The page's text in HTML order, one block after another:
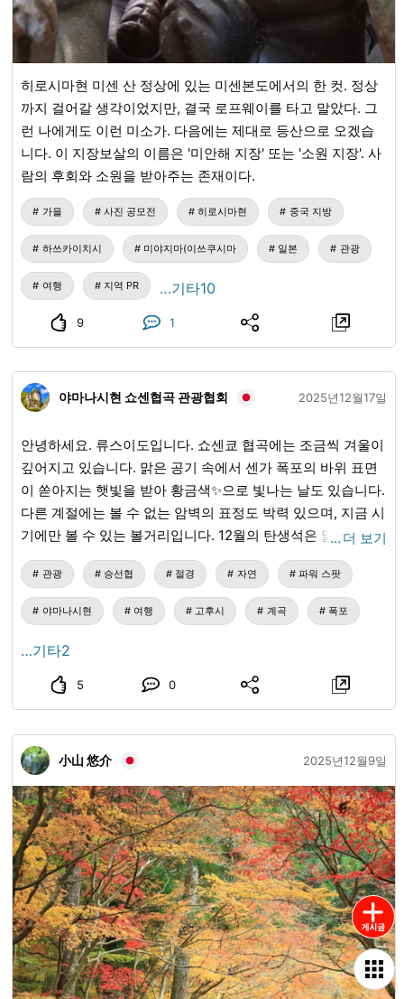
히로시마현 미센 산 정상에 있는 미센본도에서의 한 컷. 정상
까지 걸어갈 생각이었지만, 결국 로프웨이를 타고 말았다. 그
런 나에게도 이런 미소가. 다음에는 제대로 등산으로 오겠습
니다. 이 지장보살의 이름은 '미안해 지장' 또는 '소원 지장'. 사
람의 후회와 소원을 받아주는 존재이다.
가을 사진 공모전 히로시마현 중국 지방
하쓰카이치시 미야지마(이쓰쿠시마 일본 관광
여행 지역 PR …기타10
9 1
야마나시현 쇼센협곡 관광협회 2025년12월17일
안녕하세요. 류스이도입니다. 쇼센쿄 협곡에는 조금씩 겨울이
깊어지고 있습니다. 맑은 공기 속에서 센가 폭포의 바위 표면
이 쏟아지는 햇빛을 받아 황금색✨으로 빛나는 날도 있습니다.
다른 계절에는 볼 수 없는 암벽의 표정도 박력 있으며, 지금 시
기에만 볼 수 있는 볼거리입니다. 12월의 탄생석은 맑게 갠 겨
울 하늘🌌을 연상시키는 4가지 컬러 스톤💎 【탄자나이트】
티파니(Tiffany) 사가 명명한 아름다운 청자색 보석입니다. 신
비로운 다색성이 최대 매력으로, 지성과 의식을 높여 성공으
로 이끄는 돌이라고 합니다. 【라피스라줄리】 세계에서 가장
오래된 파워스톤이라고도 하며, 행운과 성공을 가져다주는
있습니다. 【터키석】 하늘과 바다를 연상시키는 선명한 터키
독특한 무늬도 매력입니다. 【지르콘】 다이아몬드에 필적할
정도의 강한 광채와 무지개색 파이어가 아름다운 보석. '평화
의 돌'이라고도 불리며, 마음을 치유하고 잠재 능력을 이끌어
낸다고 합니다. 그 밖에도 다양한 천연석과 액세서리를 갖추
고 있습니다. 돌과 폭포 물소리가 어우러진 치유의 공간으로
꼭 들러 주세요. 폭포 위쪽 지역에는 일상을 잊고 즐길 수 있는
곳도 많이 있습니다. 꼭 한번 방문해 보세요! 여러분의 멋진 미
소✨로 만날 수 있는 날을 진심으로 기대하고 있겠습니다😊
… 더 보기
관광 승선협 절경 자연 파워 스팟
야마나시현 여행 고후시 계곡 폭포
…기타2
5 0
小山 悠介 2025년12월9일